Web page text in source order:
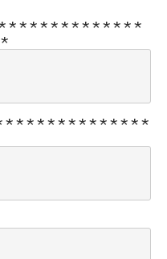
* * * * * * * * * * * * *
*
* * * * * * * * * * * * * *